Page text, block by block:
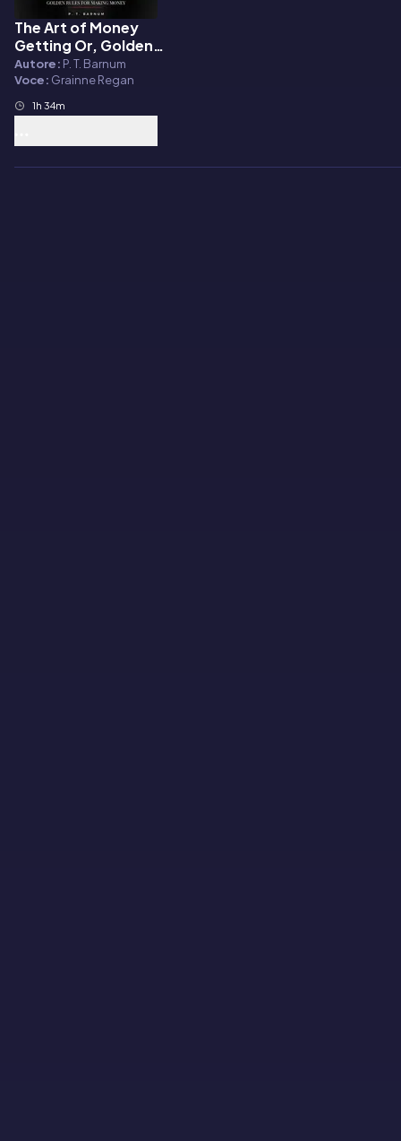
Audiolibro
The Art of Money
Getting Or, Golden
Rules for Making Money
Autore: P. T. Barnum
Voce: Grainne Regan
1h 34m